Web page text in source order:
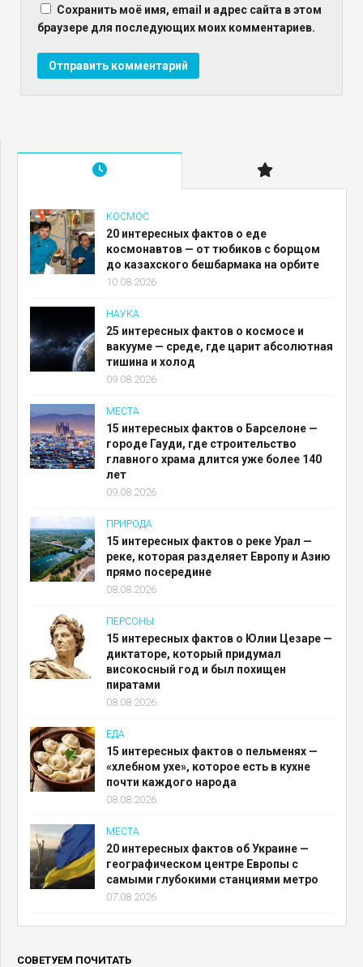
Сохранить моё имя, email и адрес сайта в этом
браузере для последующих моих комментариев.
КОСМОС
20 интересных фактов о еде
космонавтов — от тюбиков с борщом
до казахского бешбармака на орбите
10.08.2026
НАУКА
25 интересных фактов о космосе и
вакууме — среде, где царит абсолютная
тишина и холод
09.08.2026
МЕСТА
15 интересных фактов о Барселоне —
городе Гауди, где строительство
главного храма длится уже более 140
лет
09.08.2026
ПРИРОДА
15 интересных фактов о реке Урал —
реке, которая разделяет Европу и Азию
прямо посередине
08.08.2026
ПЕРСОНЫ
15 интересных фактов о Юлии Цезаре —
диктаторе, который придумал
високосный год и был похищен
пиратами
08.08.2026
ЕДА
15 интересных фактов о пельменях —
«хлебном ухе», которое есть в кухне
почти каждого народа
08.08.2026
МЕСТА
20 интересных фактов об Украине —
географическом центре Европы с
самыми глубокими станциями метро
07.08.2026
СОВЕТУЕМ ПОЧИТАТЬ